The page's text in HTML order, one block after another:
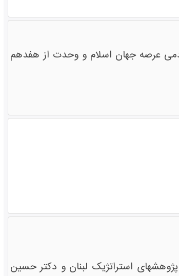
عرصه جهان اسلام و وحدت از هفدهم
استراتژیک لبنان و دکتر حسین